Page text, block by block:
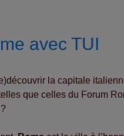
avec TUI
la capitale
que celles du Forum